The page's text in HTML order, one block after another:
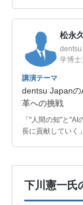
松永
学博士
講演テーマ
dentsu Japan
革への挑戦
「"人間の知"と
長に貢献していく
下川憲一氏